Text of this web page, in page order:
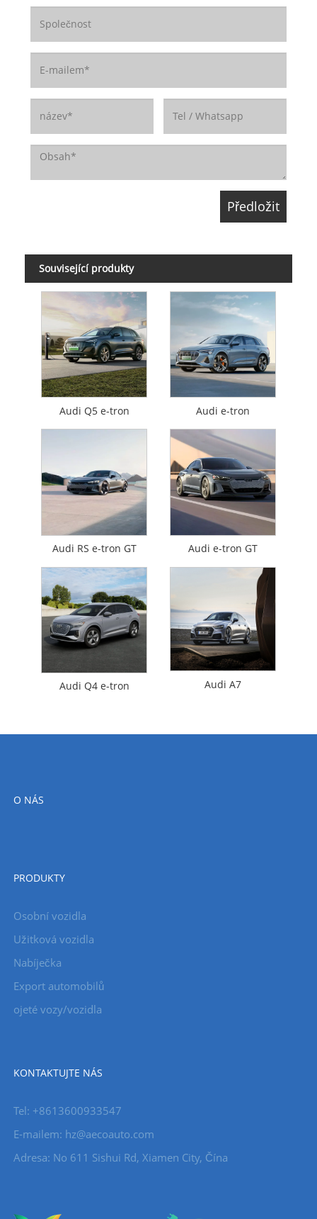
Související produkty
Audi Q5 e-tron Audi e-tron
Audi RS e-tron GT Audi e-tron GT
Audi Q4 e-tron Audi A7
O NÁS
PRODUKTY
Osobní vozidla
Užitková vozidla
Nabíječka
Export automobilů
ojeté vozy/vozidla
KONTAKTUJTE NÁS
Tel: +8613600933547
E-mailem: hz@aecoauto.com
Adresa: No 611 Sishui Rd, Xiamen City, Čína